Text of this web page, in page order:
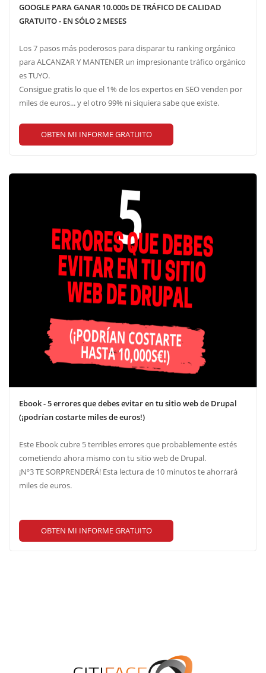
GOOGLE PARA GANAR 10.000s DE TRÁFICO DE CALIDAD
GRATUITO - EN SÓLO 2 MESES
Los 7 pasos más poderosos para disparar tu ranking orgánico
para ALCANZAR Y MANTENER un impresionante tráfico orgánico
es TUYO.
Consigue gratis lo que el 1% de los expertos en SEO venden por
miles de euros... y el otro 99% ni siquiera sabe que existe.
OBTEN MI INFORME GRATUITO
Ebook - 5 errores que debes evitar en tu sitio web de Drupal
(¡podrían costarte miles de euros!)
Este Ebook cubre 5 terribles errores que probablemente estés
cometiendo ahora mismo con tu sitio web de Drupal.
¡Nº3 TE SORPRENDERÁ! Esta lectura de 10 minutos te ahorrará
miles de euros.
OBTEN MI INFORME GRATUITO